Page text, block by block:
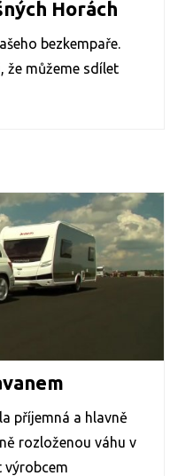
Horách
bezkempaře.
že můžeme sdílet
příjemná a hlavně
rozloženou váhu v
výrobcem